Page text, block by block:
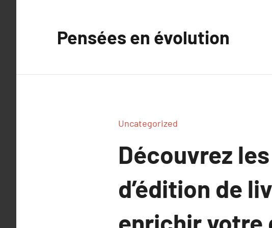
Pensées en évolution
Uncategorized
Découvrez
d’édition de